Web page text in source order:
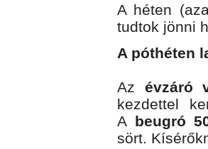
A héten
tudtok jönni
A póthéten
Az évzáró
kezdettel
A beugró
sört.